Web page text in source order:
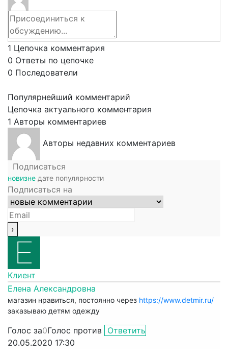
1 Цепочка комментария
0 Ответы по цепочке
0 Последователи
Популярнейший комментарий
Цепочка актуального комментария
1 Авторы комментариев
Авторы недавних комментариев
Подписаться
новизне дате популярности
Подписаться на
Клиент
Елена Александровна
магазин нравиться, постоянно через https://www.detmir.ru/
заказываю детям одежду
Голос за0Голос против Ответить
20.05.2020 17:30